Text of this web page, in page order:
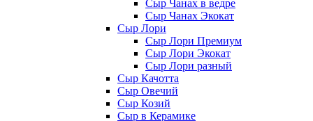
Сыр Чанах в ведре
Сыр Чанах Экокат
Сыр Лори
Сыр Лори Премиум
Сыр Лори Экокат
Сыр Лори разный
Сыр Качотта
Сыр Овечий
Сыр Козий
Сыр в Керамике